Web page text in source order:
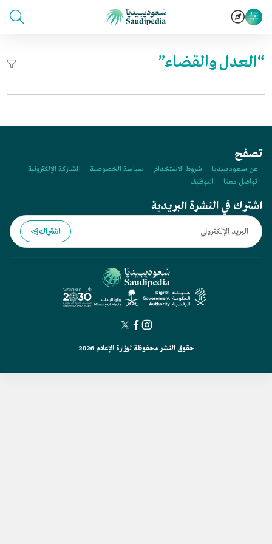
“العدل والقضاء”
تصفح
عن سعوديبيديا شروط الاستخدام سياسة الخصوصية
المشاركة الإلكترونية
تواصل معنا
التوظيف
اشترك في النشرة البريدية
اشتراك
حقوق النشر محفوظة لوزارة الإعلام 2026